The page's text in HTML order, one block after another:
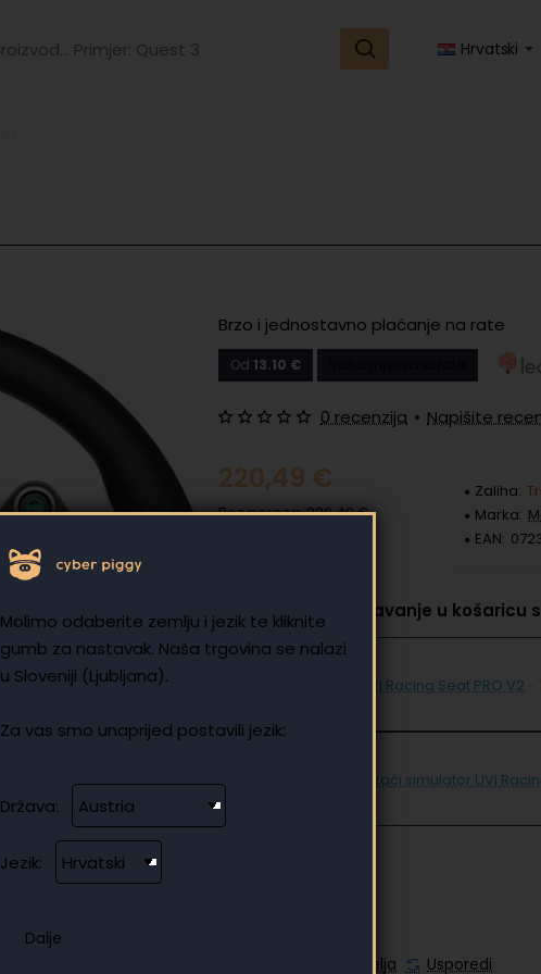
Molimo odaberite zemlju i jezik te kliknite
gumb za nastavak. Naša trgovina se nalazi
u Sloveniji (Ljubljana).
Za vas smo unaprijed postavili jezik:
Država:
Jezik:
Hrvatski
Brzo i jednostavno plaćanje na rate
Od 13.10 €
0 recenzija • Napišite
220,49 €
Bez poreza: 220,49 €
Zaliha:
Marka:
EAN:
Odaberite za dodavanje u
UVI Racing Seat PRO V2 -
Trkaći simulator UVI
Dodaj u listu želja Usporedi